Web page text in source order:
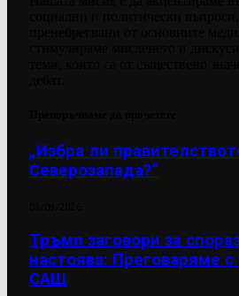
„Избра ли
Северозапада?“
Тръмп заговори за
настоява: Преговаряме
САЩ